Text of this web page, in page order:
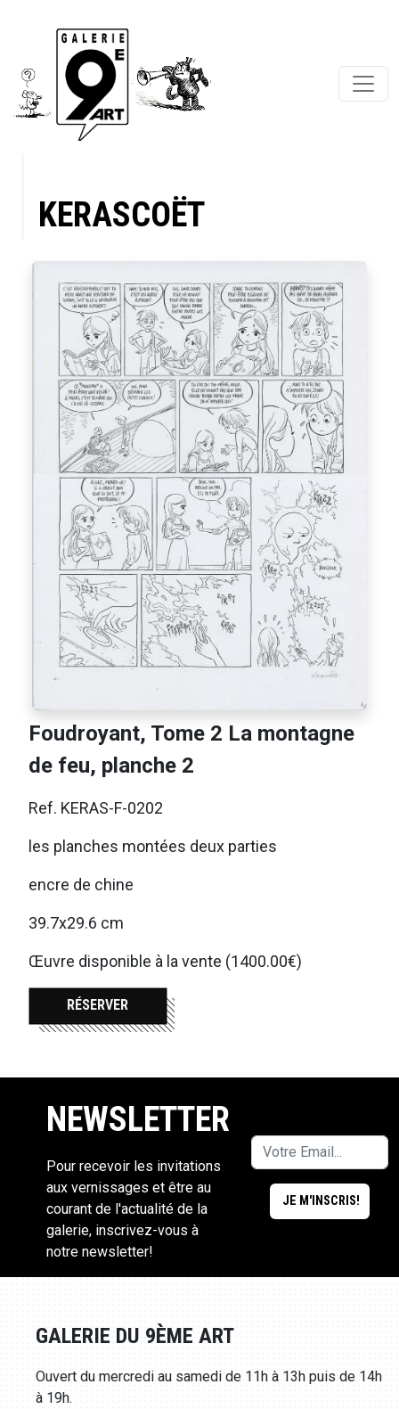
KERASCOËT
Foudroyant, Tome 2 La montagne
de feu, planche 2
Ref. KERAS-F-0202
les planches montées deux parties
encre de chine
39.7x29.6 cm
Œuvre disponible à la vente (1400.00€)
RÉSERVER
NEWSLETTER
Pour recevoir les invitations
aux vernissages et être au
courant de l'actualité de la
galerie, inscrivez-vous à
notre newsletter!
GALERIE DU 9ÈME ART
Ouvert du mercredi au samedi de 11h à 13h puis de 14h
à 19h.